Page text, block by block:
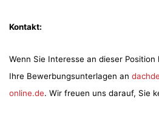
Kontakt:
Wenn Sie Interesse an dieser
Ihre Bewerbungsunterlagen an
online.de. Wir freuen uns darauf, Sie